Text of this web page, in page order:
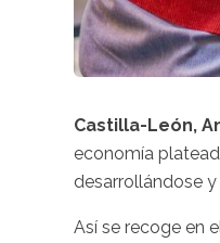
Castilla-León,
economía
desarrollándose y
Así se recoge en